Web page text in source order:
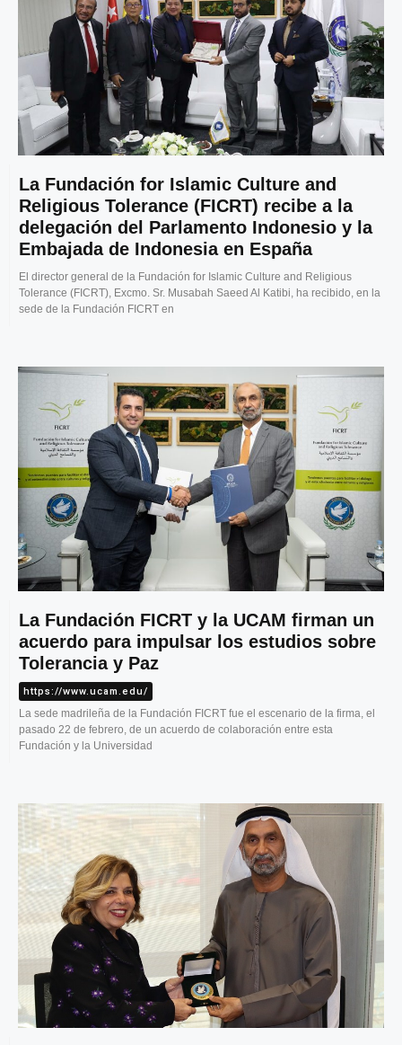
La Fundación for Islamic Culture and
Religious Tolerance (FICRT) recibe a la
delegación del Parlamento Indonesio y la
Embajada de Indonesia en España
El director general de la Fundación for Islamic Culture and Religious
Tolerance (FICRT), Excmo. Sr. Musabah Saeed Al Katibi, ha recibido, en la
sede de la Fundación FICRT en
La Fundación FICRT y la UCAM firman un
acuerdo para impulsar los estudios sobre
Tolerancia y Paz
https://www.ucam.edu/
La sede madrileña de la Fundación FICRT fue el escenario de la firma, el
pasado 22 de febrero, de un acuerdo de colaboración entre esta
Fundación y la Universidad